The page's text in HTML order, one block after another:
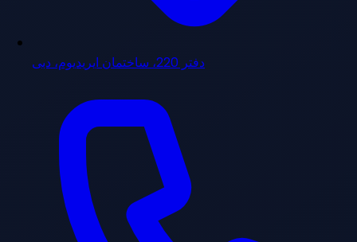
دفتر 220، ساختمان ایریدیوم، دبی